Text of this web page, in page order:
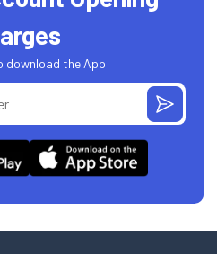
download the App